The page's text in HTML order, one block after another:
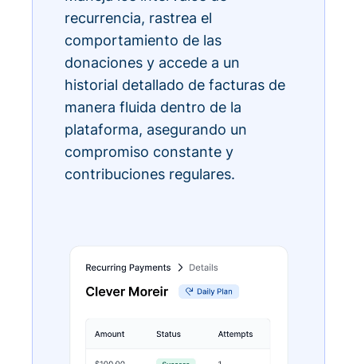
recurrencia, rastrea el
comportamiento de las
donaciones y accede a un
historial detallado de facturas de
manera fluida dentro de la
plataforma, asegurando un
compromiso constante y
contribuciones regulares.